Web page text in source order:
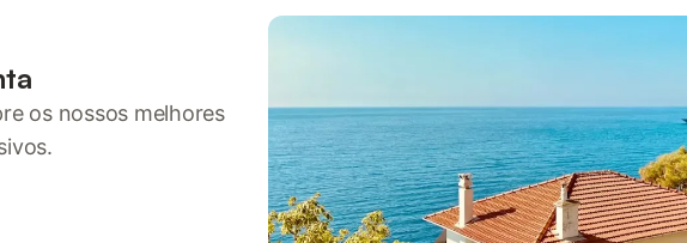
os nossos melhores